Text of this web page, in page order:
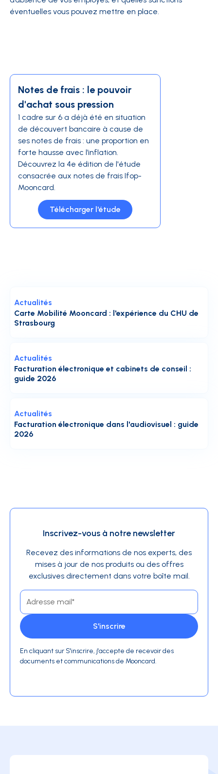
éventuelles vous pouvez mettre en place.
Notes de frais : le pouvoir
d'achat sous pression
1 cadre sur 6 a déjà été en situation
de découvert bancaire à cause de
ses notes de frais : une proportion en
forte hausse avec l’inflation.
Découvrez la 4e édition de l'étude
consacrée aux notes de frais Ifop-
Mooncard.
Télécharger l'étude
Carte Mobilité Mooncard : l'expérience du CHU de
Strasbourg
Actualités
Facturation électronique et cabinets de conseil :
guide 2026
Actualités
Facturation électronique dans l'audiovisuel : guide
2026
Actualités
Inscrivez-vous à notre newsletter
Recevez des informations de nos experts, des
mises à jour de nos produits ou des offres
exclusives directement dans votre boîte mail.
En cliquant sur S'inscrire, j'accepte de recevoir des
documents et communications de Mooncard.